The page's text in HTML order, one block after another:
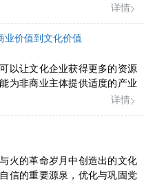
详情
业价值到文化价值
以让文化企业获得更多的资源
为非商业主体提供适度的产业
实现社会效益的最大化。详情
火的革命岁月中创造出的文化
信的重要源泉，优化与巩固党